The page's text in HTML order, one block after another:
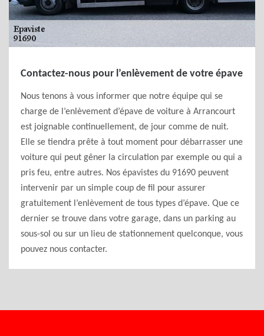
Contactez-nous pour l’enlèvement de votre épave
Nous tenons à vous informer que notre équipe qui se
charge de l’enlèvement d’épave de voiture à Arrancourt
est joignable continuellement, de jour comme de nuit.
Elle se tiendra prête à tout moment pour débarrasser une
voiture qui peut gêner la circulation par exemple ou qui a
pris feu, entre autres. Nos épavistes du 91690 peuvent
intervenir par un simple coup de fil pour assurer
gratuitement l’enlèvement de tous types d’épave. Que ce
dernier se trouve dans votre garage, dans un parking au
sous-sol ou sur un lieu de stationnement quelconque, vous
pouvez nous contacter.